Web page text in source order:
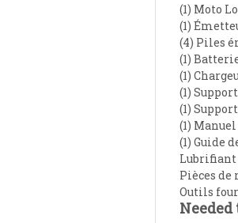
(1) Moto
(1)
(4) Piles
(1)
(1)
(1)
(1)
(1)
(1) Guide
Lubrifiant
Pièces de
Outils
Needed